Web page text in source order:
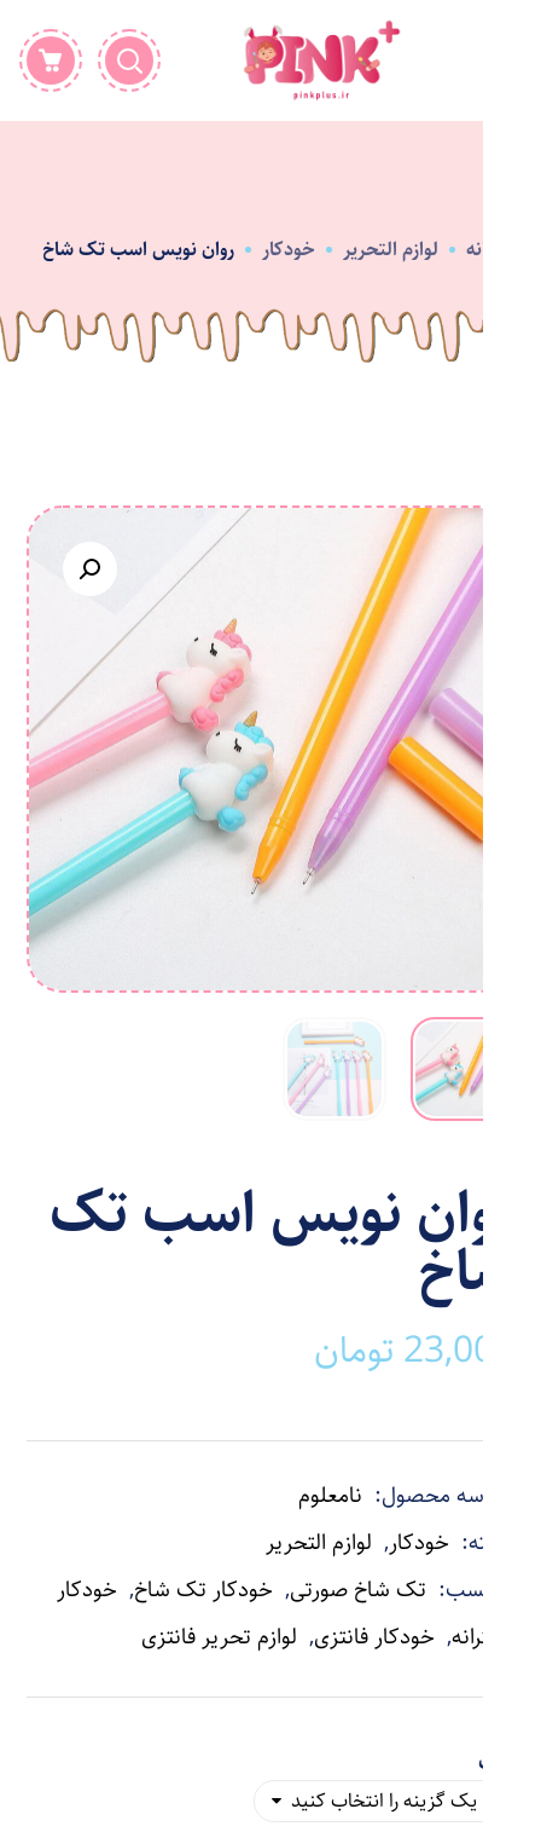
خانه لوازم التحریر خودکار روان نویس اسب تک شاخ
روان نویس اسب تک
شاخ
23,000 تومان
شناسه محصول: نامعلوم
دسته: خودکار, لوازم التحریر
برچسب: تک شاخ صورتی, خودکار تک شاخ, خودکار
دخترانه, خودکار فانتزی, لوازم تحریر فانتزی
رنگ